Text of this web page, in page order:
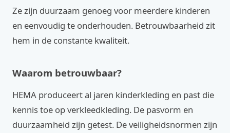
Ze zijn duurzaam genoeg voor meerdere kinderen
en eenvoudig te onderhouden. Betrouwbaarheid zit
hem in de constante kwaliteit.
Waarom betrouwbaar?
HEMA produceert al jaren kinderkleding en past die
kennis toe op verkleedkleding. De pasvorm en
duurzaamheid zijn getest. De veiligheidsnormen zijn